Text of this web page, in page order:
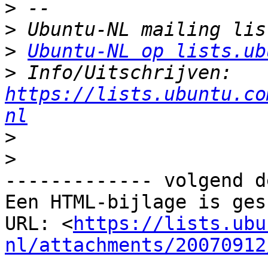
>
>
> Ubuntu-NL op
>
https://
nl
>
>
------------- volgend
Een HTML-bijlage is
URL: <https://
nl/attachments/